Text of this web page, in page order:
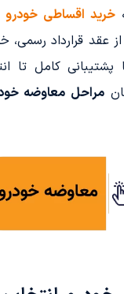
خرید اقساطی خودرو
قرارداد رسمی،
پشتیبانی کامل تا
مراحل معاوضه